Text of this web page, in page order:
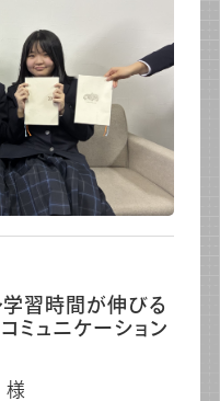
学習時間が伸びる
ミュニケーション
様